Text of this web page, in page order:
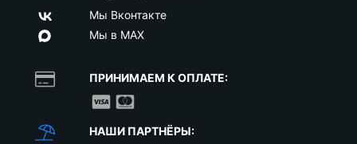
Мы Вконтакте
Мы в MAX
ПРИНИМАЕМ К ОПЛАТЕ:
НАШИ ПАРТНЁРЫ: